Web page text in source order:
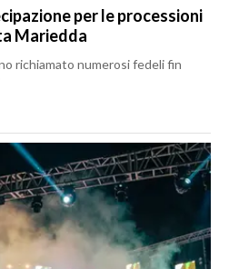
per le processioni
Mariedda
richiamato numerosi fedeli fin